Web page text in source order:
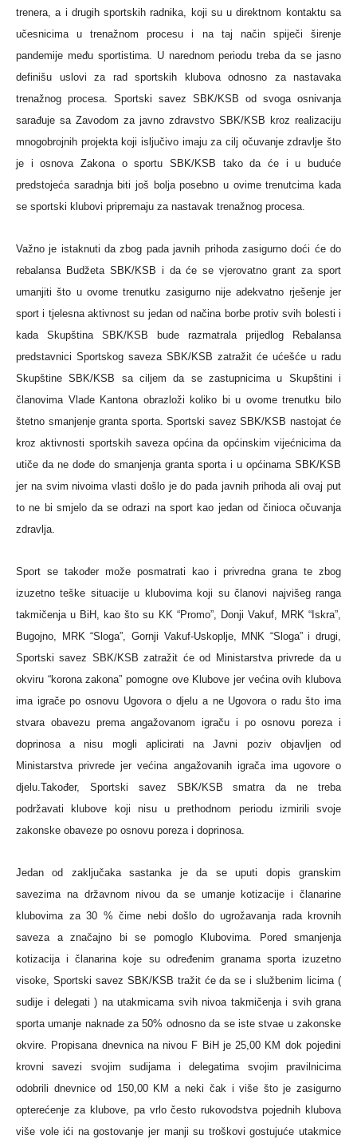
trenera, a i drugih sportskih radnika, koji su u direktnom kontaktu sa
učesnicima u trenažnom procesu i na taj način spiječi širenje
pandemije među sportistima. U narednom periodu treba da se jasno
definišu uslovi za rad sportskih klubova odnosno za nastavaka
trenažnog procesa. Sportski savez SBK/KSB od svoga osnivanja
sarađuje sa Zavodom za javno zdravstvo SBK/KSB kroz realizaciju
mnogobrojnih projekta koji isljučivo imaju za cilj očuvanje zdravlje što
je i osnova Zakona o sportu SBK/KSB tako da će i u buduće
predstojeća saradnja biti još bolja posebno u ovime trenutcima kada
se sportski klubovi pripremaju za nastavak trenažnog procesa.
Važno je istaknuti da zbog pada javnih prihoda zasigurno doći će do
rebalansa Budžeta SBK/KSB i da će se vjerovatno grant za sport
umanjiti što u ovome trenutku zasigurno nije adekvatno rješenje jer
sport i tjelesna aktivnost su jedan od načina borbe protiv svih bolesti i
kada Skupština SBK/KSB bude razmatrala prijedlog Rebalansa
predstavnici Sportskog saveza SBK/KSB zatražit će ućešće u radu
Skupštine SBK/KSB sa ciljem da se zastupnicima u Skupštini i
članovima Vlade Kantona obrazloži koliko bi u ovome trenutku bilo
štetno smanjenje granta sporta. Sportski savez SBK/KSB nastojat će
kroz aktivnosti sportskih saveza općina da općinskim vijećnicima da
utiče da ne dođe do smanjenja granta sporta i u općinama SBK/KSB
jer na svim nivoima vlasti došlo je do pada javnih prihoda ali ovaj put
to ne bi smjelo da se odrazi na sport kao jedan od činioca očuvanja
zdravlja.
Sport se također može posmatrati kao i privredna grana te zbog
izuzetno teške situacije u klubovima koji su članovi najvišeg ranga
takmičenja u BiH, kao što su KK “Promo”, Donji Vakuf, MRK “Iskra”,
Bugojno, MRK “Sloga”, Gornji Vakuf-Uskoplje, MNK “Sloga” i drugi,
Sportski savez SBK/KSB zatražit će od Ministarstva privrede da u
okviru “korona zakona” pomogne ove Klubove jer većina ovih klubova
ima igrače po osnovu Ugovora o djelu a ne Ugovora o radu što ima
stvara obavezu prema angažovanom igraču i po osnovu poreza i
doprinosa a nisu mogli aplicirati na Javni poziv objavljen od
Ministarstva privrede jer većina angažovanih igrača ima ugovore o
djelu.Također, Sportski savez SBK/KSB smatra da ne treba
podržavati klubove koji nisu u prethodnom periodu izmirili svoje
zakonske obaveze po osnovu poreza i doprinosa.
Jedan od zaključaka sastanka je da se uputi dopis granskim
savezima na državnom nivou da se umanje kotizacije i članarine
klubovima za 30 % čime nebi došlo do ugrožavanja rada krovnih
saveza a značajno bi se pomoglo Klubovima. Pored smanjenja
kotizacija i članarina koje su određenim granama sporta izuzetno
visoke, Sportski savez SBK/KSB tražit će da se i službenim licima (
sudije i delegati ) na utakmicama svih nivoa takmičenja i svih grana
sporta umanje naknade za 50% odnosno da se iste stvae u zakonske
okvire. Propisana dnevnica na nivou F BiH je 25,00 KM dok pojedini
krovni savezi svojim sudijama i delegatima svojim pravilnicima
odobrili dnevnice od 150,00 KM a neki čak i više što je zasigurno
opterećenje za klubove, pa vrlo često rukovodstva pojednih klubova
više vole ići na gostovanje jer manji su troškovi gostujuće utakmice